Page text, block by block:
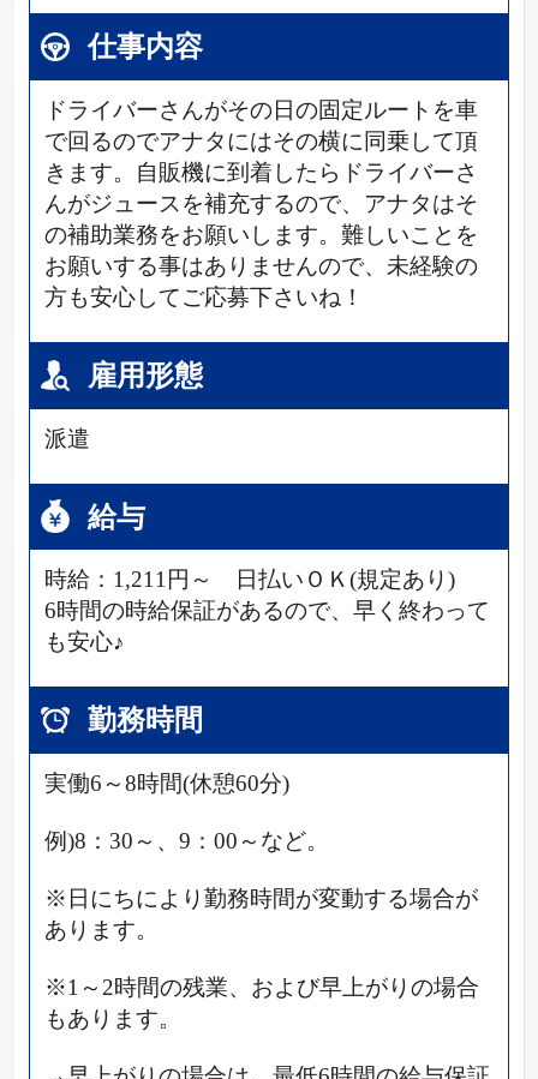
仕事内容
ドライバーさんがその日の固定ルートを車
で回るのでアナタにはその横に同乗して頂
きます。自販機に到着したらドライバーさ
んがジュースを補充するので、アナタはそ
の補助業務をお願いします。難しいことを
お願いする事はありませんので、未経験の
方も安心してご応募下さいね！
雇用形態
派遣
給与
時給：1,211円～ 日払いＯＫ(規定あり)
6時間の時給保証があるので、早く終わって
も安心♪
勤務時間
実働6～8時間(休憩60分)
例)8：30～、9：00～など。
※日にちにより勤務時間が変動する場合が
あります。
※1～2時間の残業、および早上がりの場合
もあります。